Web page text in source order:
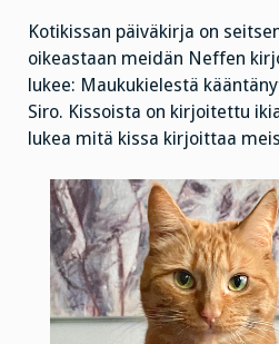
Kotikissan päiväkirja on
oikeastaan meidän Neffen
lukee: Maukukielestä
Siro. Kissoista on kirjoitettu
lukea mitä kissa kirjoittaa